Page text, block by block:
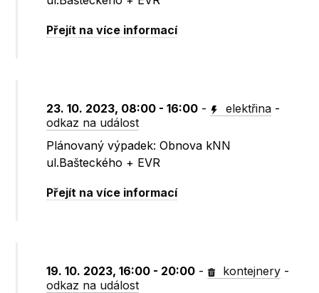
Přejít na více informací
23. 10. 2023, 08:00 - 16:00 - elektřina -
odkaz na událost
Plánovaný výpadek: Obnova kNN
ul.Bašteckého + EVR
Přejít na více informací
19. 10. 2023, 16:00 - 20:00 - kontejnery -
odkaz na událost